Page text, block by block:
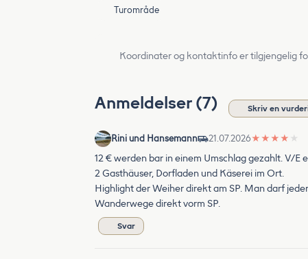
Turområde
Koordinater og kontaktinfo er tilgjengelig
Anmeldelser (7) Skriv en
Rini und Hansemann 21.07.2026★ ★ ★ ★ ★
12 € werden bar in einem Umschlag gezahlt. V/E
2 Gasthäuser, Dorfladen und Käserei im Ort.
Highlight der Weiher direkt am SP. Man darf
Wanderwege direkt vorm SP.
Svar